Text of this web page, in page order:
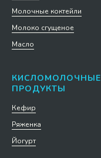
Молочные коктейли
Молоко сгущеное
Масло
КИСЛОМОЛОЧНЫЕ
ПРОДУКТЫ
Кефир
Ряженка
Йогурт